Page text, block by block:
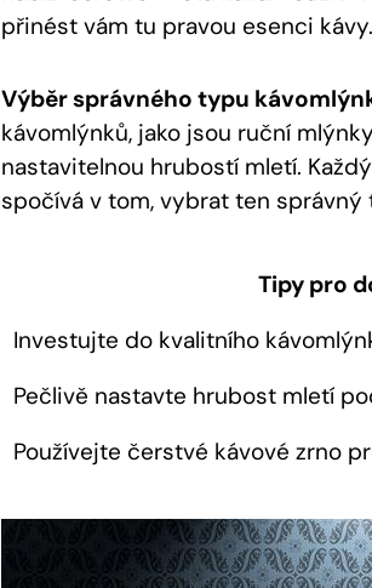
přinést vám tu pravou esenci kávy.
Výběr správného typu
kávomlýnků, jako jsou ruční
nastavitelnou hrubostí mletí.
spočívá v tom, vybrat ten
Tipy pro
Investujte do kvalitního
Pečlivě nastavte hrubost mletí
Používejte čerstvé kávové zrno